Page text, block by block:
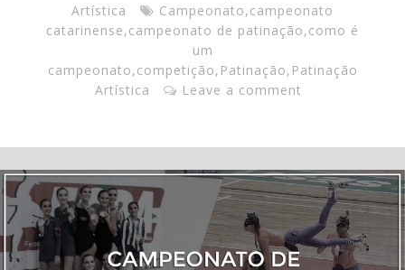
Artística
Campeonato,campeonato
catarinense,campeonato de patinação,como é
um
campeonato,competição, Patinação, Patinação
Artística
Leave a comment